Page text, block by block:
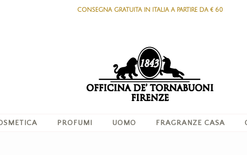
CONSEGNA GRATUITA IN ITALIA A PARTIRE DA € 60
PROFUMI UOMO FRAGRANZE CASA